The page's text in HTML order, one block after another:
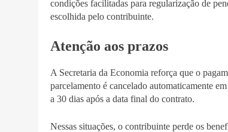
condições facilitadas para regularização de
escolhida pelo contribuinte.
Atenção aos prazos
A Secretaria da Economia reforça que o
parcelamento é cancelado automaticamente
a 30 dias após a data final do contrato.
Nessas situações, o contribuinte perde os